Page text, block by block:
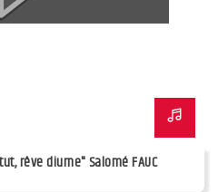
rêve diurne" Salomé FAUC